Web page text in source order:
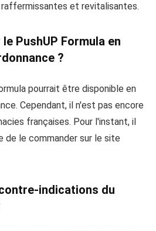
et revitalisantes.
PushUP Formula en
?
pourrait être disponible en
Cependant, il n'est pas encore
françaises. Pour l'instant, il
de le commander sur le site
indications du